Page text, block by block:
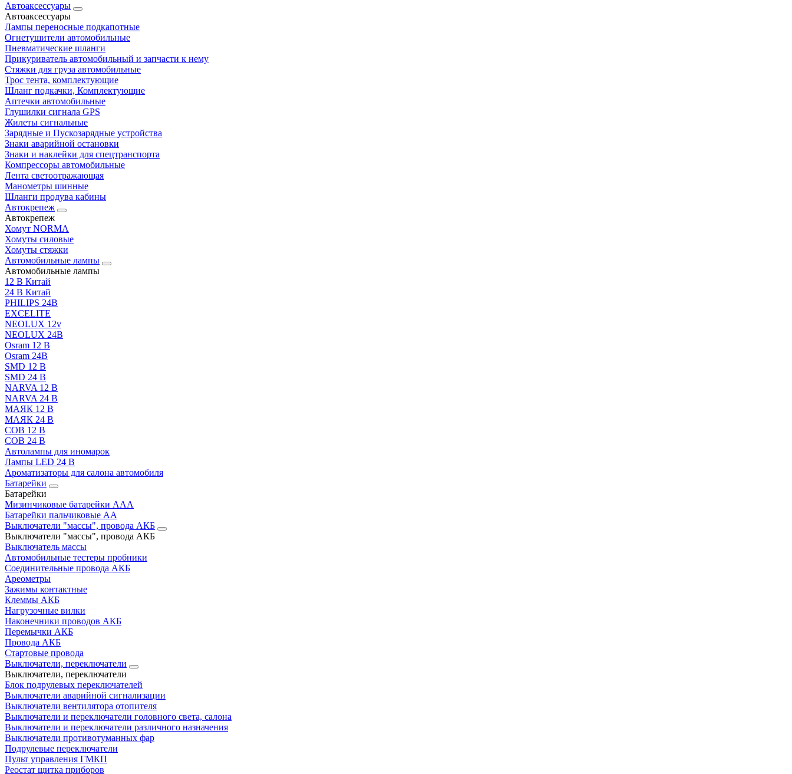
Автоаксессуары
Автоаксессуары
Лампы переносные подкапотные
Огнетушители автомобильные
Пневматические шланги
Прикуриватель автомобильный и запчасти к нему
Стяжки для груза автомобильные
Трос тента, комплектующие
Шланг подкачки, Комплектующие
Аптечки автомобильные
Глушилки сигнала GPS
Жилеты сигнальные
Зарядные и Пускозарядные устройства
Знаки аварийной остановки
Знаки и наклейки для спецтранспорта
Компрессоры автомобильные
Лента светоотражающая
Манометры шинные
Шланги продува кабины
Автокрепеж
Автокрепеж
Хомут NORMA
Хомуты силовые
Хомуты стяжки
Автомобильные лампы
Автомобильные лампы
12 В Китай
24 В Китай
PHILIPS 24В
EXCELITE
NEOLUX 12v
NEOLUX 24В
Osram 12 В
Osram 24В
SMD 12 В
SMD 24 В
NARVA 12 В
NARVA 24 В
МАЯК 12 В
МАЯК 24 В
COB 12 В
COB 24 В
Автолампы для иномарок
Лампы LED 24 B
Ароматизаторы для салона автомобиля
Батарейки
Батарейки
Мизинчиковые батарейки AAA
Батарейки пальчиковые АА
Выключатели "массы", провода АКБ
Выключатели "массы", провода АКБ
Выключатель массы
Автомобильные тестеры пробники
Соединительные провода АКБ
Ареометры
Зажимы контактные
Клеммы АКБ
Нагрузочные вилки
Наконечники проводов АКБ
Перемычки АКБ
Провода АКБ
Стартовые провода
Выключатели, переключатели
Выключатели, переключатели
Блок подрулевых переключателей
Выключатели аварийной сигнализации
Выключатели вентилятора отопителя
Выключатели и переключатели головного света, салона
Выключатели и переключатели различного назначения
Выключатели противотуманных фар
Подрулевые переключатели
Пульт управления ГМКП
Реостат щитка приборов